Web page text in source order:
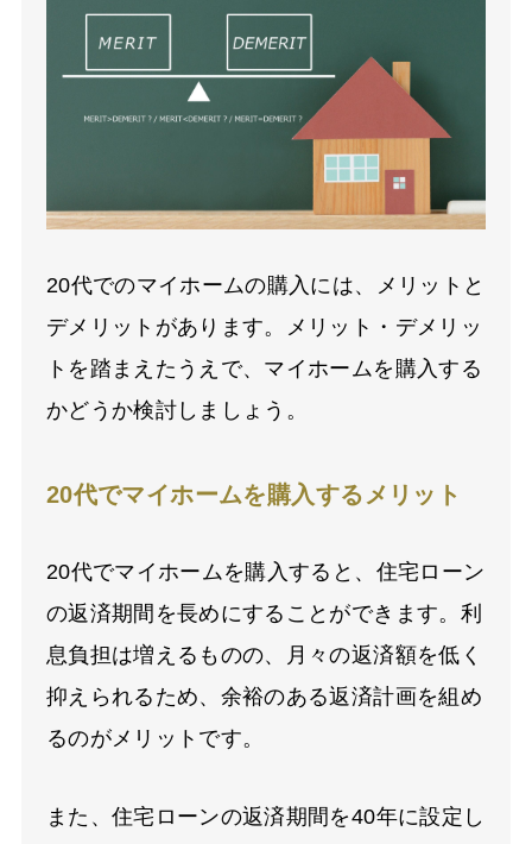
20代でのマイホームの購入には、メリットと
デメリットがあります。メリット・デメリッ
トを踏まえたうえで、マイホームを購入する
かどうか検討しましょう。
20代でマイホームを購入するメリット
20代でマイホームを購入すると、住宅ローン
の返済期間を長めにすることができます。利
息負担は増えるものの、月々の返済額を低く
抑えられるため、余裕のある返済計画を組め
るのがメリットです。
また、住宅ローンの返済期間を40年に設定し